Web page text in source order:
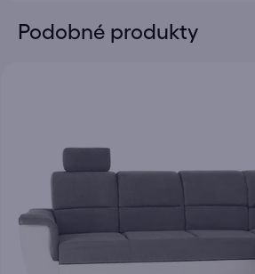
Podobné produkty